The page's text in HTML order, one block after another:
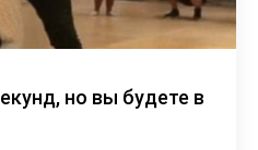
но вы будете в